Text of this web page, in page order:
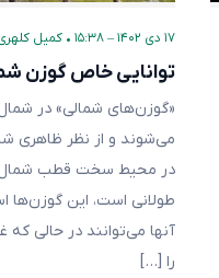
۱۷ دی ۱۴۰۲ – ۱۵:۳۸ • کمیل
توانایی خاص گوزن
«گوزن‌های شمالی» در شمال
می‌شوند و از نظر ظاهری
در محیط سخت قطب شمال،
طولانی است، این گوزن‌ها
آنها می‌توانند در حالی
را […]